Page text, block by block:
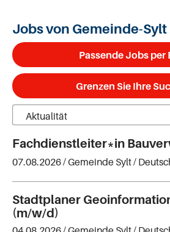
Jobs von Gemeinde-Sylt
Passende Jobs per
Grenzen Sie Ihre
Fachdienstleiter*in
07.08.2026 /Gemeinde Sylt/
Stadtplaner
(m/w/d)